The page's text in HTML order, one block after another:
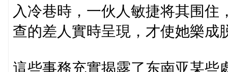
入冷巷時，一伙人敏捷将其围
查的差人實時呈現，才使她樂成
這些事務充實揭露了东南亚某些